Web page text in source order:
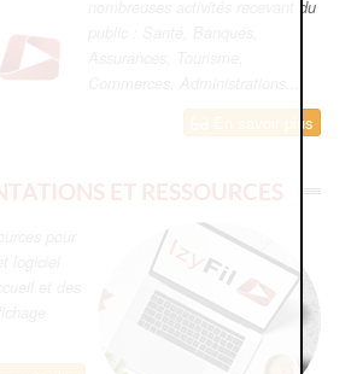
nombreuses activités recevant du
En savoir plus
ET RESSOURCES
pour
et des